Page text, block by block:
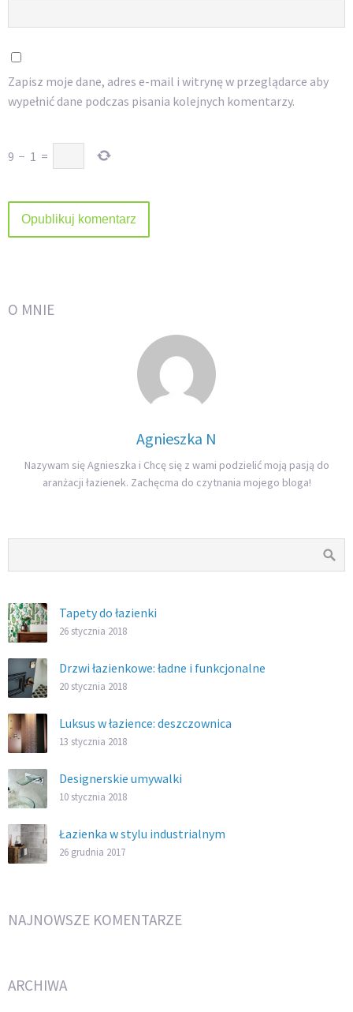
Zapisz moje dane, adres e-mail i witrynę w przeglądarce aby
wypełnić dane podczas pisania kolejnych komentarzy.
9 − 1 =
O MNIE
Agnieszka N
Nazywam się Agnieszka i Chcę się z wami podzielić moją pasją do
aranżacji łazienek. Zachęcma do czytnania mojego bloga!
Tapety do łazienki
26 stycznia 2018
Drzwi łazienkowe: ładne i funkcjonalne
20 stycznia 2018
Luksus w łazience: deszczownica
13 stycznia 2018
Designerskie umywalki
10 stycznia 2018
Łazienka w stylu industrialnym
26 grudnia 2017
NAJNOWSZE KOMENTARZE
ARCHIWA